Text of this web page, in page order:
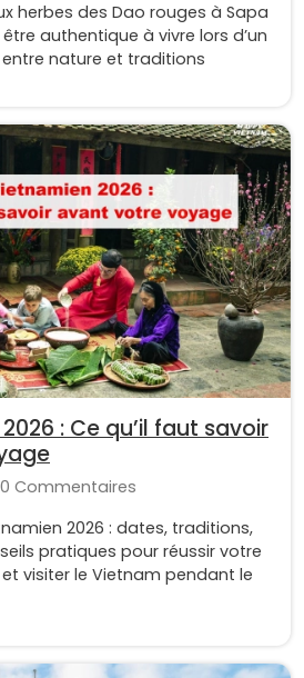
herbes des Dao rouges à Sapa
authentique à vivre lors d’un
nature et traditions
: Ce qu’il faut savoir
0 Commentaires
2026 : dates, traditions,
pratiques pour réussir votre
visiter le Vietnam pendant le